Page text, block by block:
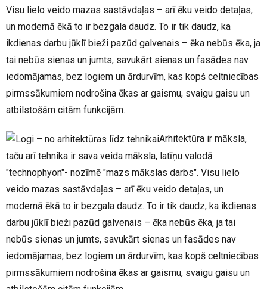
Visu lielo veido mazas sastāvdaļas – arī ēku veido detaļas,
un modernā ēkā to ir bezgala daudz. To ir tik daudz, ka
ikdienas darbu jūklī bieži pazūd galvenais – ēka nebūs ēka, ja
tai nebūs sienas un jumts, savukārt sienas un fasādes nav
iedomājamas, bez logiem un ārdurvīm, kas kopš celtniecības
pirmssākumiem nodrošina ēkas ar gaismu, svaigu gaisu un
atbilstošām citām funkcijām.
Arhitektūra ir māksla,
taču arī tehnika ir sava veida māksla, latīņu valodā
"technophyon"- nozīmē "mazs mākslas darbs". Visu lielo
veido mazas sastāvdaļas – arī ēku veido detaļas, un
modernā ēkā to ir bezgala daudz. To ir tik daudz, ka ikdienas
darbu jūklī bieži pazūd galvenais – ēka nebūs ēka, ja tai
nebūs sienas un jumts, savukārt sienas un fasādes nav
iedomājamas, bez logiem un ārdurvīm, kas kopš celtniecības
pirmssākumiem nodrošina ēkas ar gaismu, svaigu gaisu un